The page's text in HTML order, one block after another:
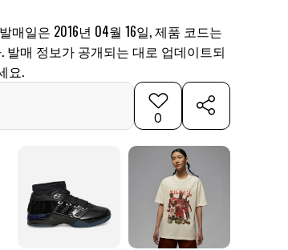
매일은 2016년 04월 16일, 제품 코드는
발매 정보가 공개되는 대로 업데이트되
요.
0